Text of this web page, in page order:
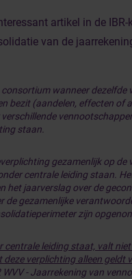
artikel in de
van de
consortium wanneer
bezit (aandelen, effecten of
staan.
gezamenlijk op de
centrale leiding staan.
het jaarverslag over de
de gezamenlijke
zijn
centrale leiding staat, valt
verplichting alleen geldt
- Jaarrekening van